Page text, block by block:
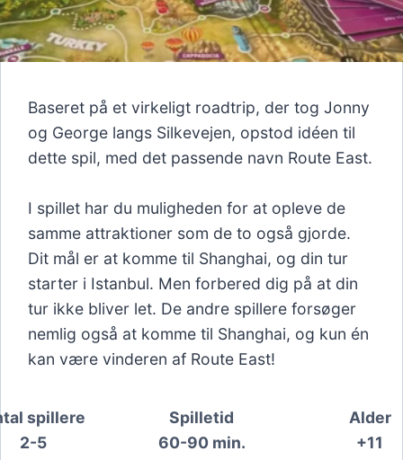
Baseret på et virkeligt roadtrip, der tog Jonny
og George langs Silkevejen, opstod idéen til
dette spil, med det passende navn Route East.
I spillet har du muligheden for at opleve de
samme attraktioner som de to også gjorde.
Dit mål er at komme til Shanghai, og din tur
starter i Istanbul. Men forbered dig på at din
tur ikke bliver let. De andre spillere forsøger
nemlig også at komme til Shanghai, og kun én
kan være vinderen af Route East!
spillere
2-5
Spilletid
60-90 min.
Alder
+11